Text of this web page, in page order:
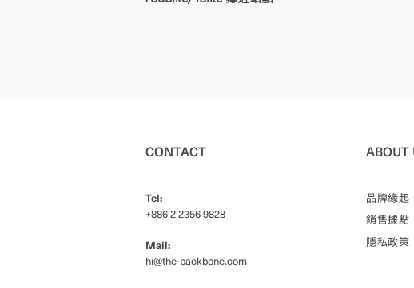
1.iBike 捷運市府站（出口2） 地址： 407​台中市西屯
CONTACT
Tel:
+886 2 2356 9828
Mail:
hi@the-backbone.com
ABOUT
品牌緣起
銷售據點
隱私政策